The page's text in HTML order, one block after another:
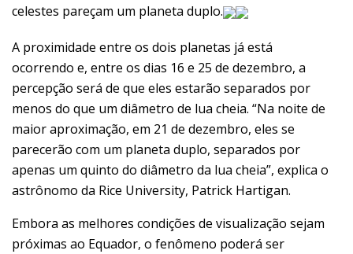
celestes pareçam um planeta duplo.
A proximidade entre os dois planetas já está
ocorrendo e, entre os dias 16 e 25 de dezembro, a
percepção será de que eles estarão separados por
menos do que um diâmetro de lua cheia. “Na noite de
maior aproximação, em 21 de dezembro, eles se
parecerão com um planeta duplo, separados por
apenas um quinto do diâmetro da lua cheia”, explica o
astrônomo da Rice University, Patrick Hartigan.
Embora as melhores condições de visualização sejam
próximas ao Equador, o fenômeno poderá ser